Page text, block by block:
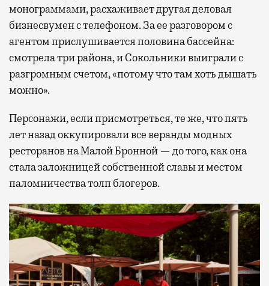
монограммами, расхаживает другая деловая
бизнесвумен с телефоном. За ее разговором с
агентом прислушивается половина бассейна:
смотрела три района, и Сокольники выиграли с
разгромным счетом, «потому что там хоть дышать
можно».
Персонажи, если присмотреться, те же, что пять
лет назад оккупировали все веранды модных
ресторанов на Малой Бронной — до того, как она
стала заложницей собственной славы и местом
паломничества толп блогеров.